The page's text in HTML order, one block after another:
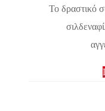
Το δραστικό